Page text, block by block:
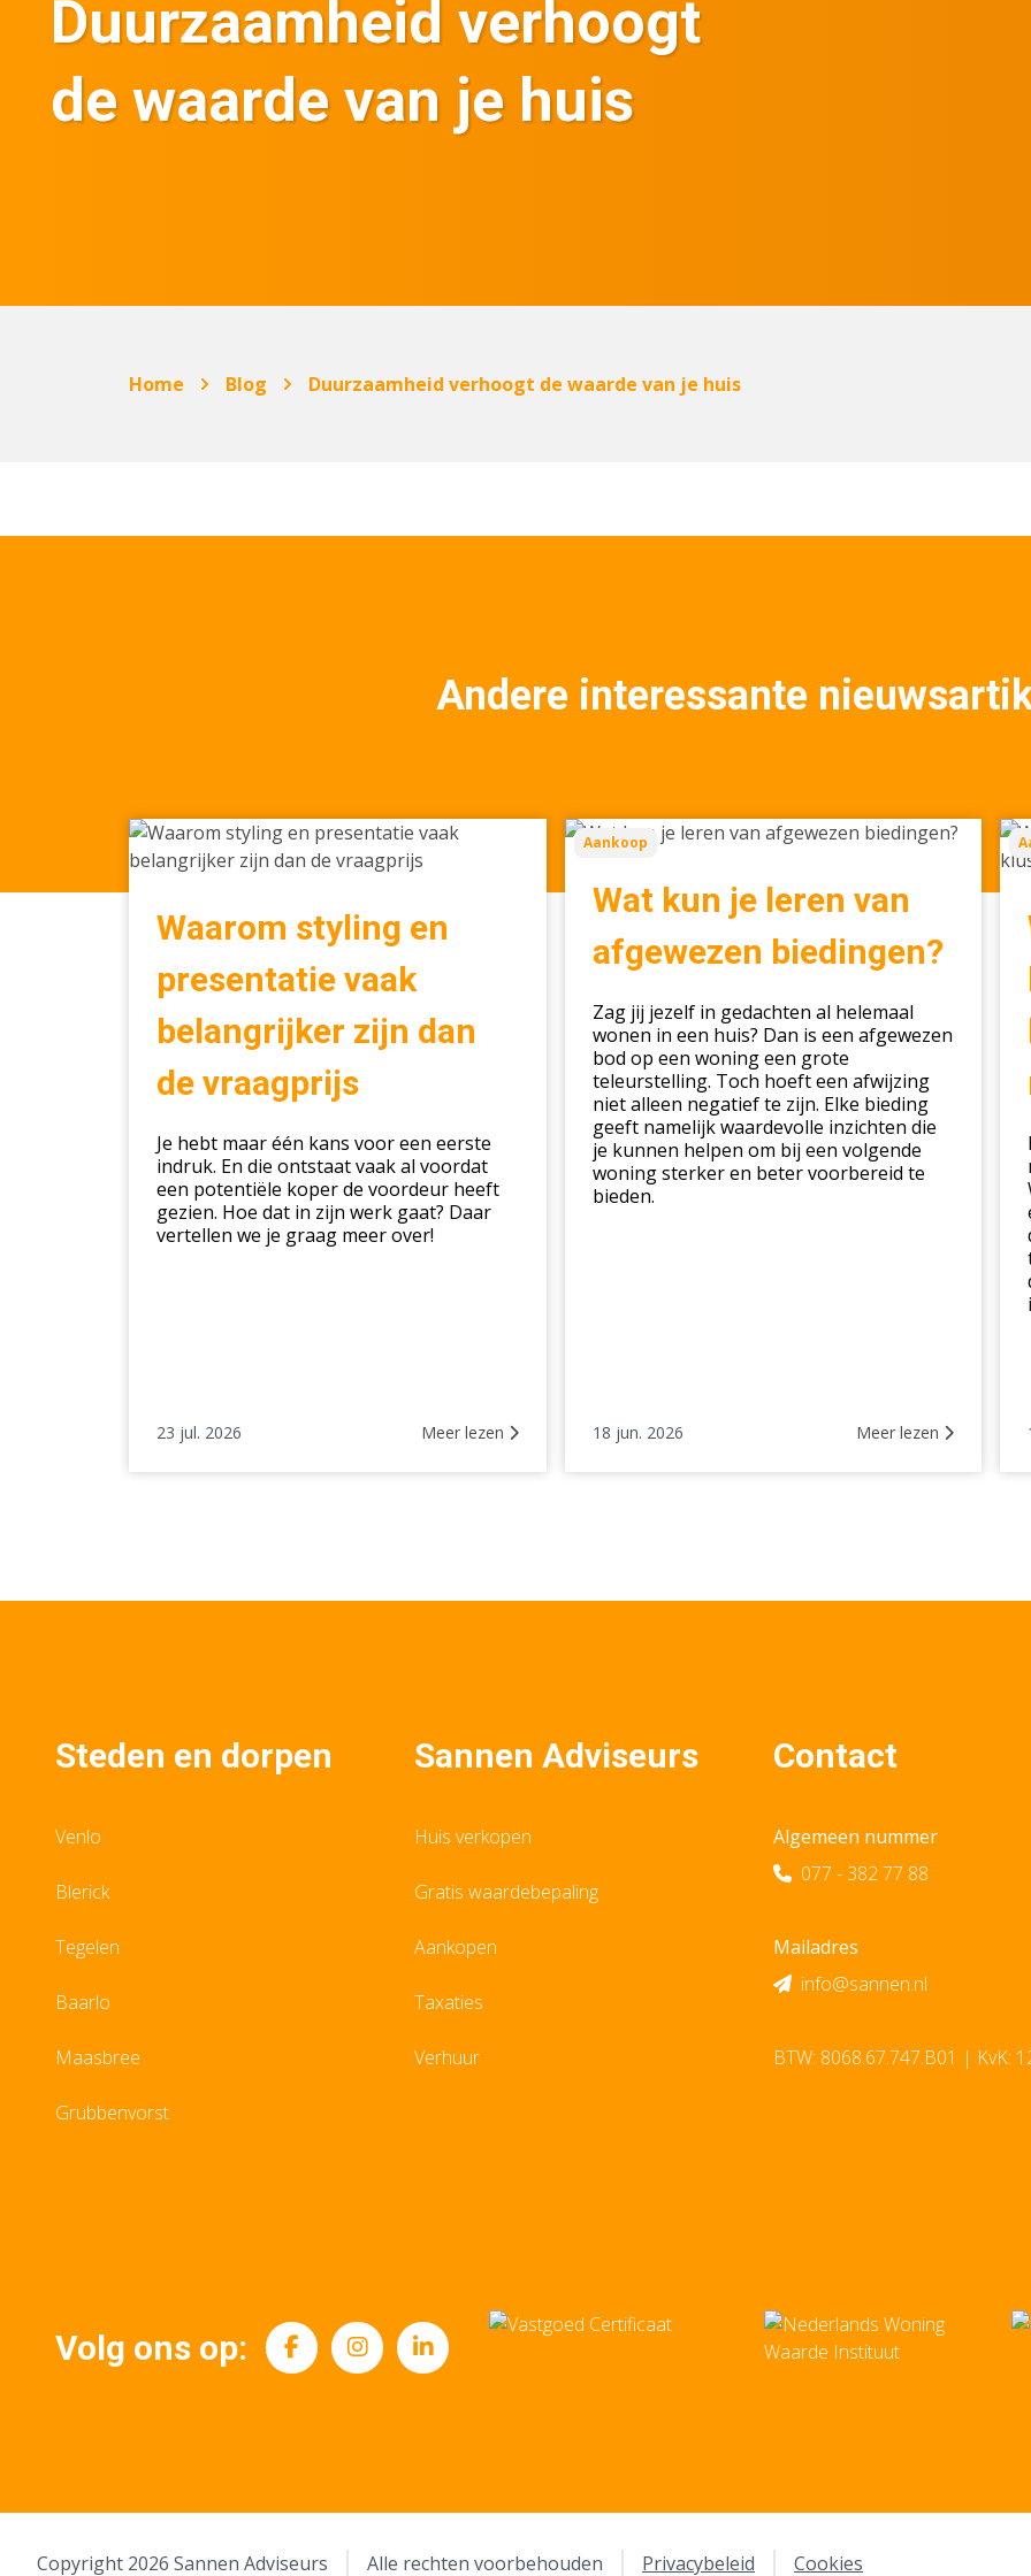
Duurzaamheid verhoogt
de waarde van je huis
Home Blog Duurzaamheid verhoogt de waarde van je huis
Andere interessante
Waarom
styling
en
presentatie
vaak
belangrijker
dan
vraagprijs
Waarom styling en
presentatie vaak
belangrijker zijn dan
de vraagprijs
Je hebt maar één kans voor een eerste
indruk. En die ontstaat vaak al voordat
een potentiële koper de voordeur heeft
gezien. Hoe dat in zijn werk gaat? Daar
vertellen we je graag meer over!
23 jul. 2026 Meer lezen
Wat
je
leren
van
afgewezen
Aankoop
Wat kun je leren van
afgewezen biedingen?
Zag jij jezelf in gedachten al helemaal
wonen in een huis? Dan is een afgewezen
bod op een woning een grote
teleurstelling. Toch hoeft een afwijzing
niet alleen negatief te zijn. Elke bieding
geeft namelijk waardevolle inzichten die
je kunnen helpen om bij een volgende
woning sterker en beter voorbereid te
bieden.
18 jun. 2026 Meer lezen
meer
een
Steden en dorpen
Venlo
Blerick
Tegelen
Baarlo
Maasbree
Grubbenvorst
Sannen Adviseurs
Huis verkopen
Gratis waardebepaling
Aankopen
Taxaties
Verhuur
Contact
Algemeen nummer
077 - 382 77 88
Mailadres
info@sannen.nl
BTW: 8068.67.747.B01 | KvK:
Volg ons op:
Copyright 2026 Sannen Adviseurs Alle rechten voorbehouden Privacybeleid Cookies